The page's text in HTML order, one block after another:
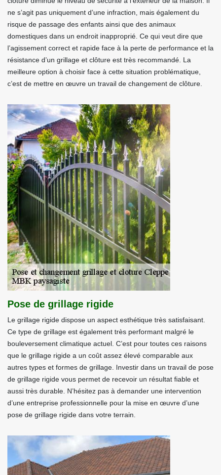
ne s’agit pas uniquement d’une infraction, mais également du
risque de passage des enfants ainsi que des animaux
domestiques dans un endroit inapproprié. Ce qui veut dire que
l’agissement correct et rapide face à la perte de performance et la
résistance d’un grillage et clôture est très recommandé. La
meilleure option à choisir face à cette situation problématique,
c’est de mettre en œuvre un travail de changement de clôture.
Pose de grillage rigide
Le grillage rigide dispose un aspect esthétique très satisfaisant.
Ce type de grillage est également très performant malgré le
bouleversement climatique actuel. C’est pour toutes ces raisons
que le grillage rigide a un coût assez élevé comparable aux
autres types et formes de grillage. Investir dans un travail de pose
de grillage rigide vous permet de recevoir un résultat fiable et
aussi très durable. N’hésitez pas à demander une intervention
d’une entreprise professionnelle pour la mise en œuvre d’une
pose de grillage rigide dans votre terrain.